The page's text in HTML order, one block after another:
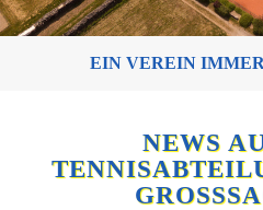
EIN VEREIN
NEWS